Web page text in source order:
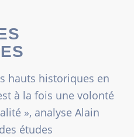
hauts historiques en
à la fois une volonté
», analyse Alain
études